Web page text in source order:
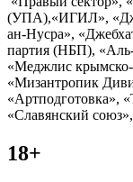
(УПА),«ИГИЛ»,
ан-Нусра»,
партия (НБП),
«Меджлис крымско-
«Мизантропик
«Артподготовка»,
«Славянский
18+